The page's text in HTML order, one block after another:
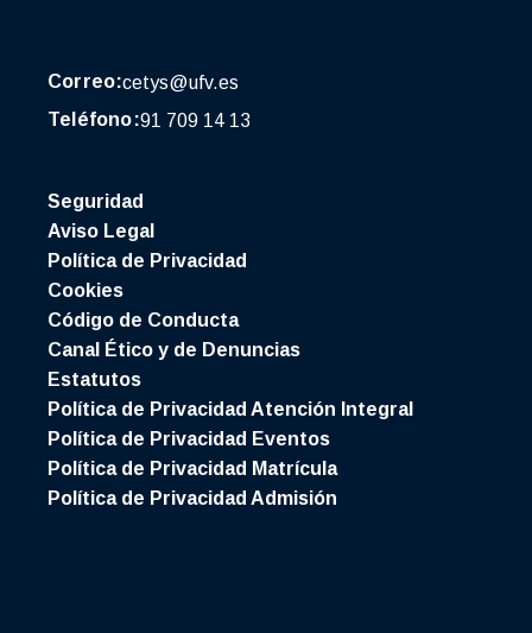
Correo:cetys@ufv.es
Teléfono:91 709 14 13
Seguridad
Aviso Legal
Política de Privacidad
Cookies
Código de Conducta
Canal Ético y de Denuncias
Estatutos
Política de Privacidad Atención Integral
Política de Privacidad Eventos
Política de Privacidad Matrícula
Política de Privacidad Admisión